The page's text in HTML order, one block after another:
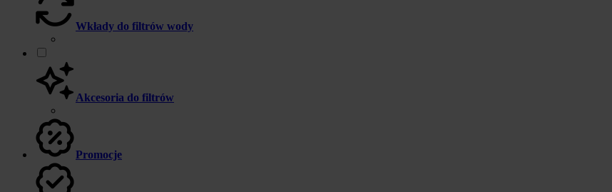
Wkłady do filtrów wody
Akcesoria do filtrów
Promocje